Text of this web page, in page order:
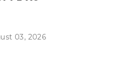
03, 2026